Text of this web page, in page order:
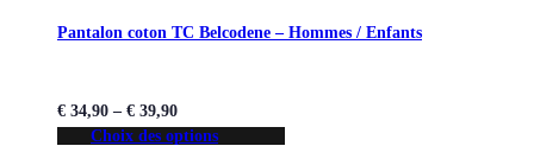
Pantalon coton TC Belcodene – Hommes / Enfants
€ 34,90 – € 39,90
Choix des options